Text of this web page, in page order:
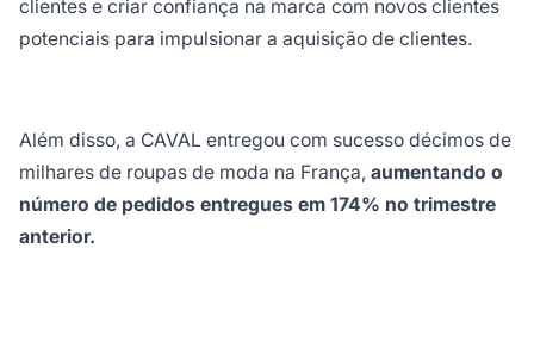
clientes e criar confiança na marca com novos clientes
potenciais para impulsionar a aquisição de clientes.
Além disso, a CAVAL entregou com sucesso décimos de
milhares de roupas de moda na França, aumentando o
número de pedidos entregues em 174% no trimestre
anterior.